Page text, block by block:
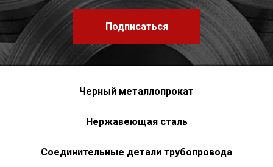
Подписаться
Черный металлопрокат
Нержавеющая сталь
Соединительные детали трубопровода